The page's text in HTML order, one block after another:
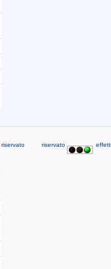
riservato riservato